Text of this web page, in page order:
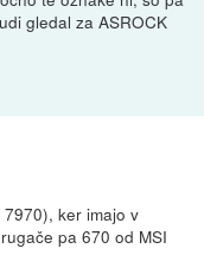
gledal za ASROCK
ker imajo v
pa 670 od MSI